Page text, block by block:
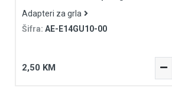
Adapteri za grla
Šifra: AE-E14GU10-00
2,50 KM